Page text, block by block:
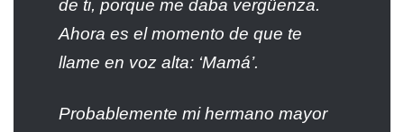
de ti, porque me daba vergüenza.
Ahora es el momento de que te
llame en voz alta: ‘Mamá’.
Probablemente mi hermano mayor